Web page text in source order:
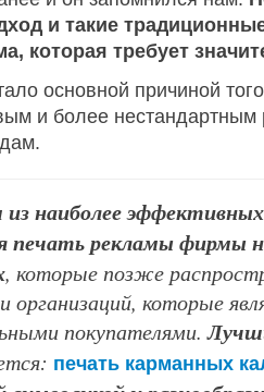
и такие
которая требует
основной причиной
и более
наиболее
печать рекламы фирмы
, которые позже
организаций, которые
покупателями.
печать карманных